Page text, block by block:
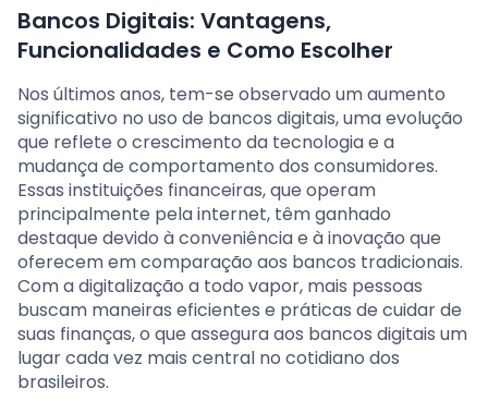
Bancos Digitais: Vantagens,
Funcionalidades e Como Escolher
Nos últimos anos, tem-se observado um aumento
significativo no uso de bancos digitais, uma evolução
que reflete o crescimento da tecnologia e a
mudança de comportamento dos consumidores.
Essas instituições financeiras, que operam
principalmente pela internet, têm ganhado
destaque devido à conveniência e à inovação que
oferecem em comparação aos bancos tradicionais.
Com a digitalização a todo vapor, mais pessoas
buscam maneiras eficientes e práticas de cuidar de
suas finanças, o que assegura aos bancos digitais um
lugar cada vez mais central no cotidiano dos
brasileiros.